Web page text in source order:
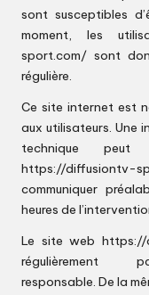
sont susceptibles
moment, les
sport.com/ sont
régulière.
Ce site internet est
aux utilisateurs. Une
technique
https://diffusiontv-
communiquer
heures de
Le site web https://
responsable. De la